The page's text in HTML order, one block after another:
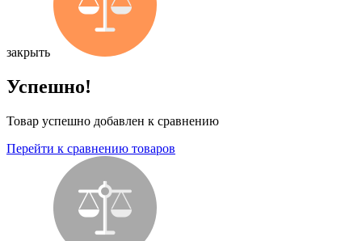
закрыть
Успешно!
Товар успешно добавлен к сравнению
Перейти к сравнению товаров